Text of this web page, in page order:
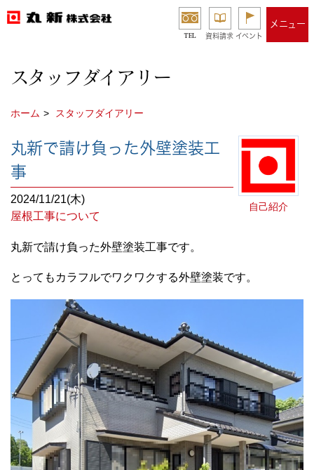
TEL 資料請求 イベント
メニュー
スタッフダイアリー
ホーム スタッフダイアリー
丸新で請け負った外壁塗装工
事
自己紹介
2024/11/21(木)
屋根工事について
丸新で請け負った外壁塗装工事です。
とってもカラフルでワクワクする外壁塗装です。